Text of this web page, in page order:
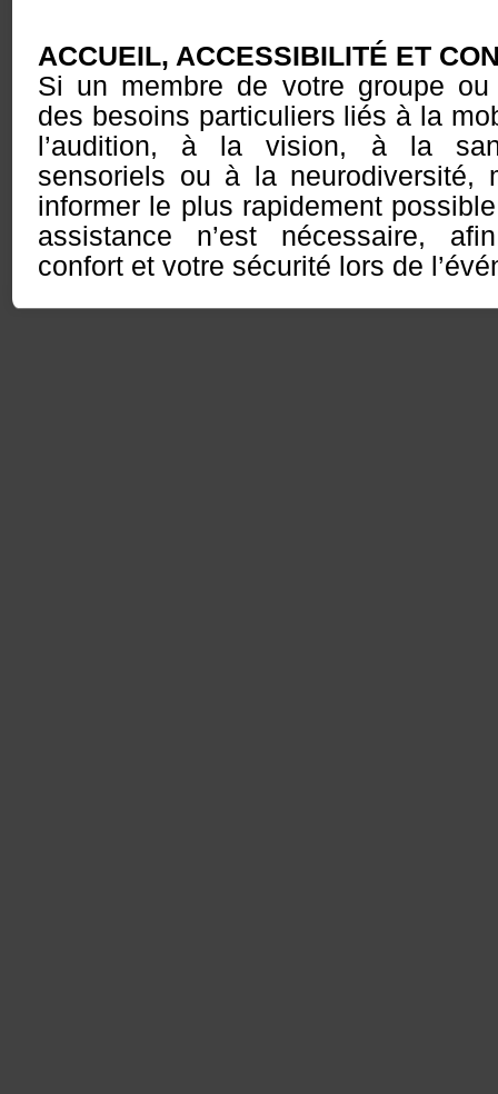
ACCUEIL, ACCESSIBILITÉ ET
Si un membre de votre groupe ou
des besoins particuliers liés à la
l’audition, à la vision, à la
sensoriels ou à la neurodiversité,
informer le plus rapidement
assistance n’est nécessaire,
confort et votre sécurité lors de